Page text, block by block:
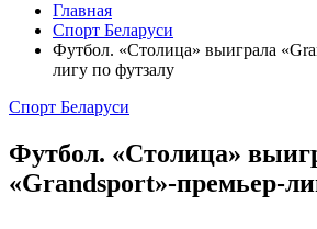
Главная
Спорт Беларуси
Футбол. «Столица» выиграла
лигу по футзалу
Спорт Беларуси
Футбол. «Столица»
«Grandsport»-премьер-